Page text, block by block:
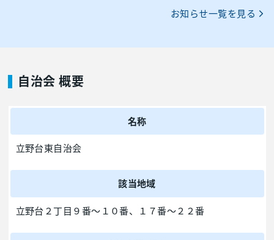
お知らせ一覧を見る
自治会 概要
名称
立野台東自治会
該当地域
立野台２丁目９番～１０番、１７番～２２番